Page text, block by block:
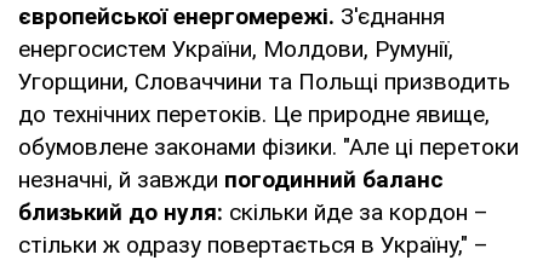
європейської енергомережі. З'єднання
енергосистем України, Молдови, Румунії,
Угорщини, Словаччини та Польщі призводить
до технічних перетоків. Це природне явище,
обумовлене законами фізики. "Але ці перетоки
незначні, й завжди погодинний баланс
близький до нуля: скільки йде за кордон –
стільки ж одразу повертається в Україну," –